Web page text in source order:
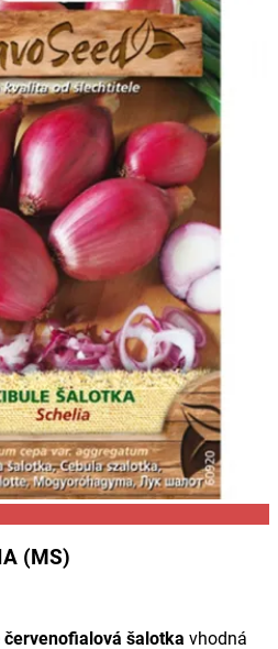
(MS)
červenofialová šalotka vhodná